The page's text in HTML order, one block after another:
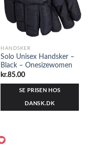
HANDSKER
Solo Unisex Handsker –
Black – Onesizewomen
kr.85.00
SE PRISEN HOS
DANSK.DK